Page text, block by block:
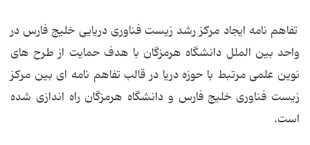
تفاهم نامه ایجاد مرکز رشد زیست فناوری دریایی خلیج فارس در
واحد بین الملل دانشگاه هرمزگان با هدف حمایت از طرح های
نوین علمی مرتبط با حوزه دریا در قالب تفاهم نامه ای بین مرکز
زیست فناوری خلیج فارس و دانشگاه هرمزگان راه اندازی شده
است.